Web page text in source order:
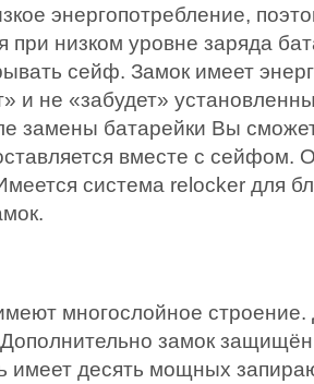
энергопотребление,
низком уровне заряда
сейф. Замок имеет
и не «забудет»
замены батарейки Вы
вместе с сейфом.
система relocker для
многослойное
замок защищён
десять мощных